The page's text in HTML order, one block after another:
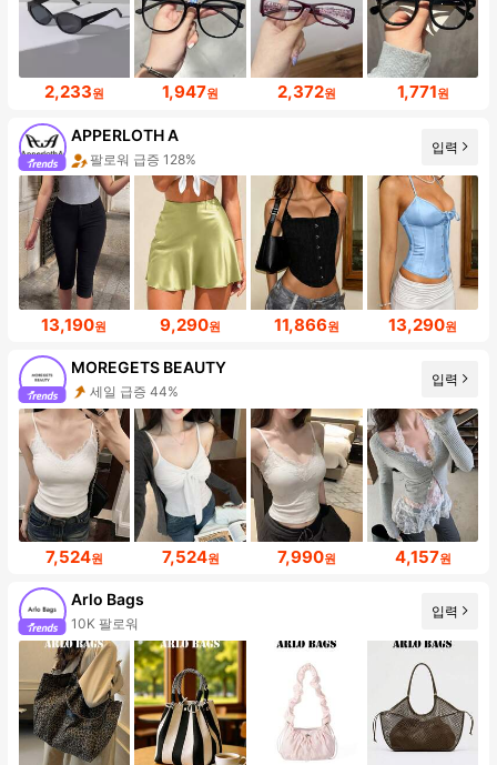
2,233원 1,947원 2,372원 1,771원
APPERLOTH A
팔로워 급증 128%
입력
13,190원 9,290원 11,866원 13,290원
MOREGETS BEAUTY
세일 급증 44%
입력
7,524원 7,524원 7,990원 4,157원
Arlo Bags
10K 팔로워
입력